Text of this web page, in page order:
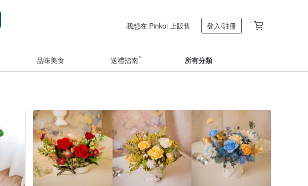
我想在 Pinkoi 上販售 登入/註冊
品味美食 送禮指南 所有分類